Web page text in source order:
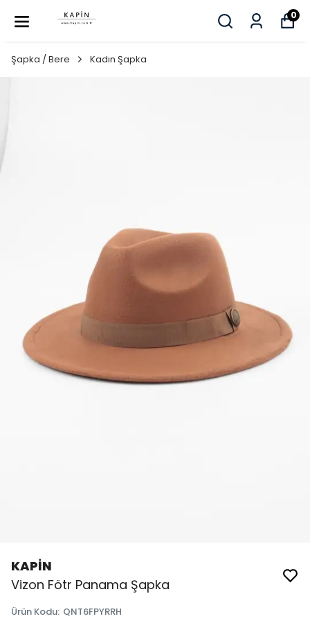
0
Şapka / Bere Kadın Şapka
KAPİN
Vizon Fötr Panama Şapka
Ürün Kodu: QNT6FPYRRH